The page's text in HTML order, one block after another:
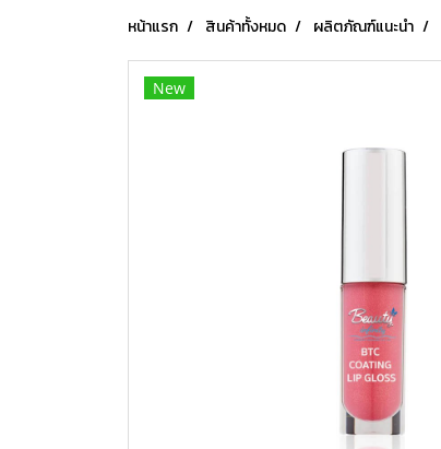
หน้าแรก สินค้าทั้งหมด ผลิตภัณฑ์แนะนำ
New